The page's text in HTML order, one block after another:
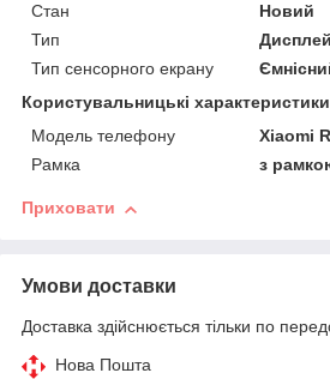
Стан
Новий
Тип
Дисплей
Тип сенсорного екрану
Користувальницькі характеристики
Модель телефону
Xiaomi
Рамка
з
Приховати
Умови доставки
Доставка здійснюється тільки по
Нова Пошта